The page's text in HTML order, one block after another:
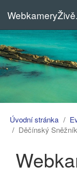
Úvodní stránka
Děčínský Sněžník